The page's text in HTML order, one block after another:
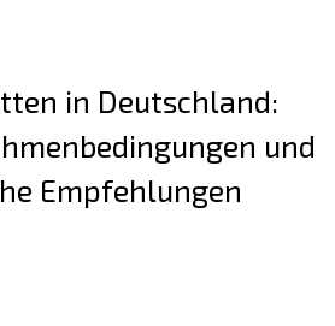
in Deutschland:
und
Empfehlungen